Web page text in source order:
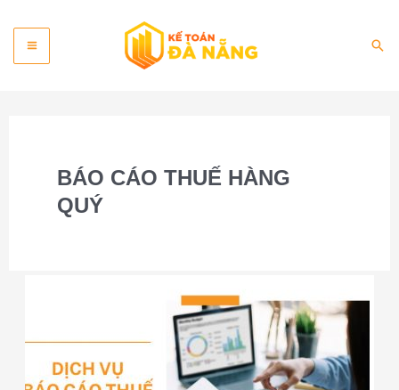
content
Main
Menu
BÁO CÁO THUẾ HÀNG
QUÝ
thuế